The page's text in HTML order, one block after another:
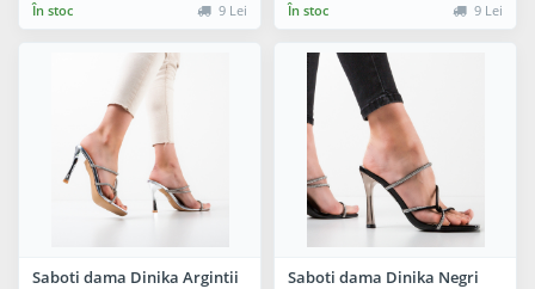
În stoc 9 Lei În stoc 9 Lei
Saboti dama Dinika Argintii Saboti dama Dinika Negri